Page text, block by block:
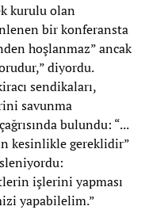
kurulu olan
bir konferansta
hoşlanmaz” ancak
diyordu.
sendikaları,
savunma
bulundu: “...
kesinlikle gereklidir”
işlerini yapması
yapabilelim.”